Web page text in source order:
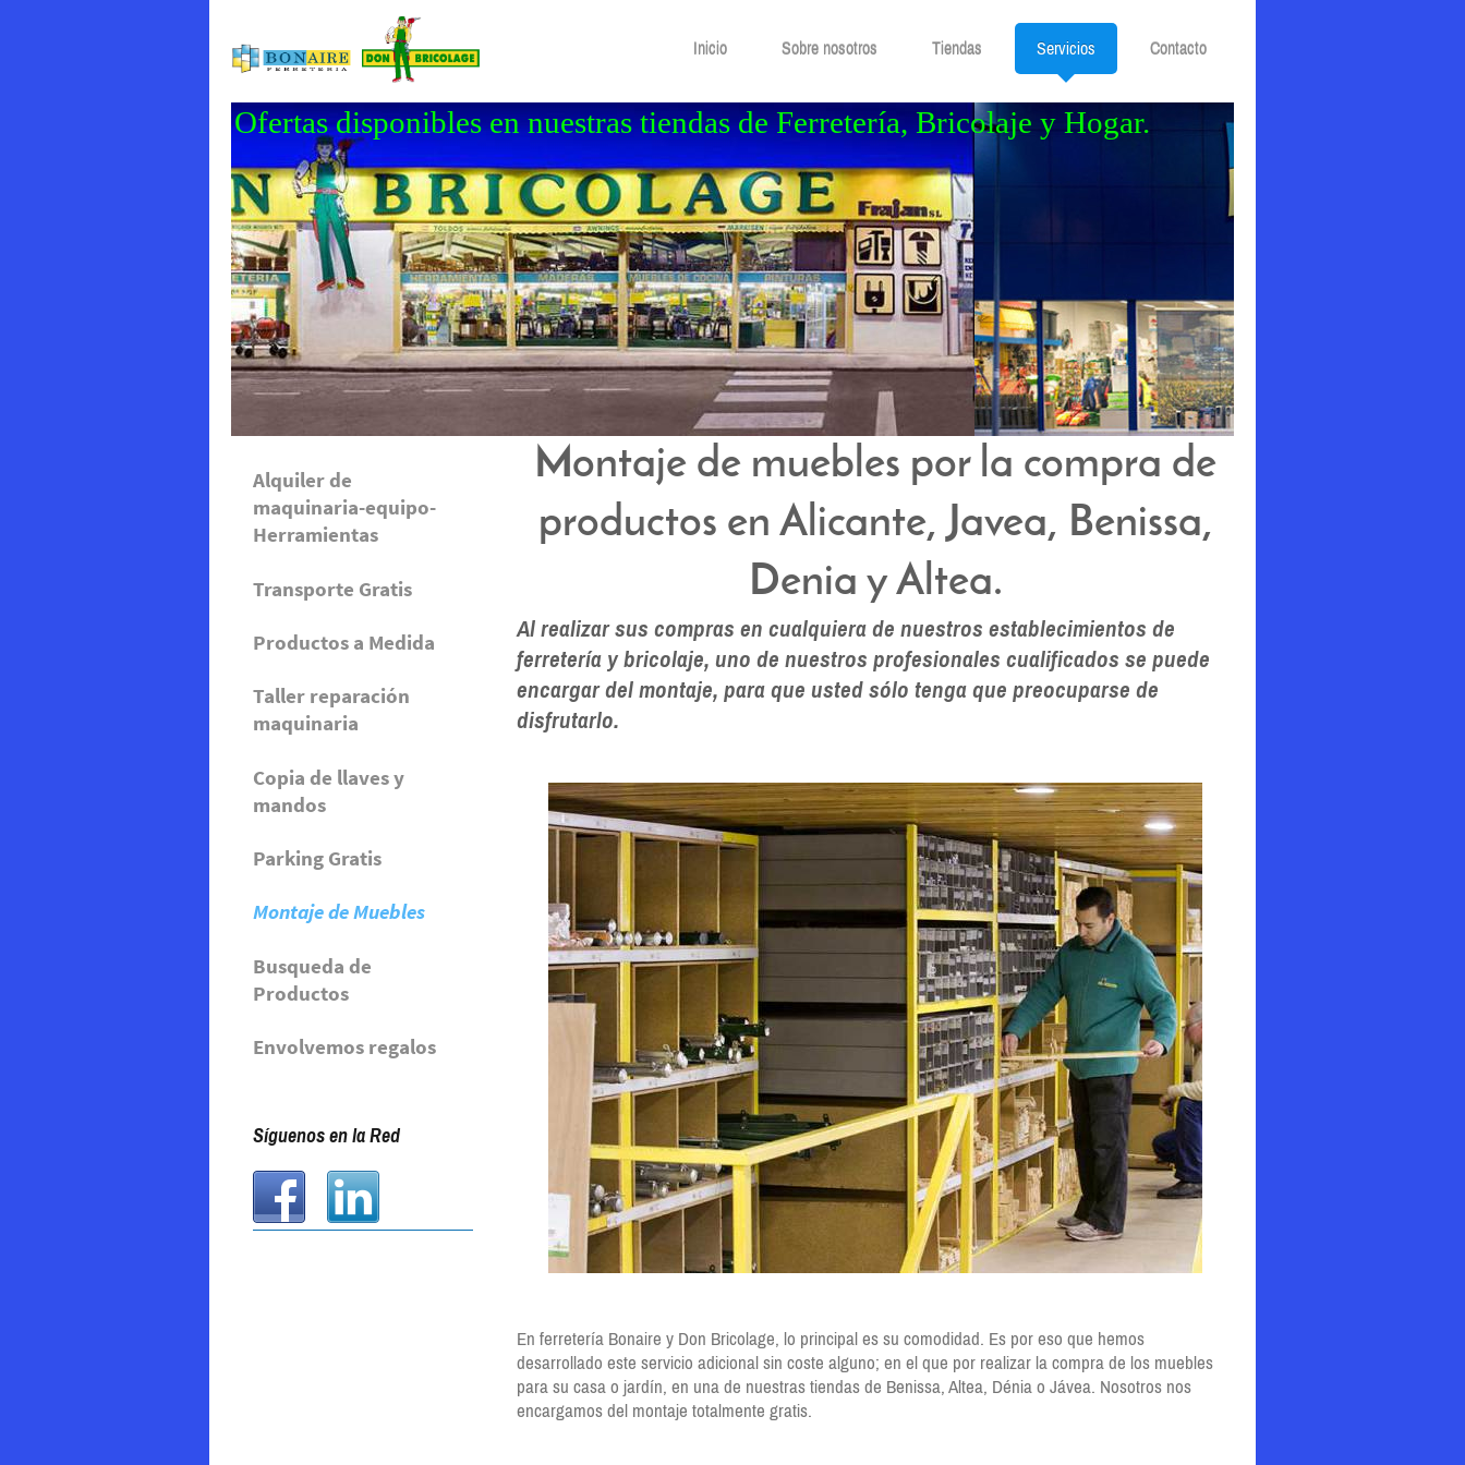
Inicio Sobre nosotros Tiendas Servicios Contacto
Ofertas disponibles en nuestras tiendas de Ferretería, Bricolaje y Hogar.
Montaje de muebles por la compra de
productos en Alicante, Javea, Benissa,
Denia y Altea.
Al realizar sus compras en cualquiera de nuestros establecimientos de
ferretería y bricolaje, uno de nuestros profesionales cualificados se puede
encargar del montaje, para que usted sólo tenga que preocuparse de
disfrutarlo.
En ferretería Bonaire y Don Bricolage, lo principal es su comodidad. Es por eso que hemos
desarrollado este servicio adicional sin coste alguno; en el que por realizar la compra de los muebles
para su casa o jardín, en una de nuestras tiendas de Benissa, Altea, Dénia o Jávea. Nosotros nos
encargamos del montaje totalmente gratis.
Alquiler de
maquinaria-equipo-
Herramientas
Transporte Gratis
Productos a Medida
Taller reparación
maquinaria
Copia de llaves y
mandos
Parking Gratis
Montaje de Muebles
Busqueda de
Productos
Envolvemos regalos
Síguenos en la Red